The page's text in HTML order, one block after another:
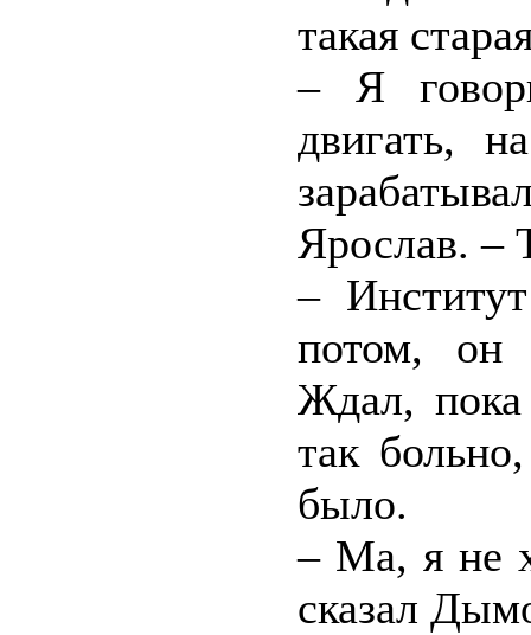
такая
– Я
двигать,
Ярослав. –
–
потом, он
Ждал, пока
так
было.
– Ма, я не
сказал